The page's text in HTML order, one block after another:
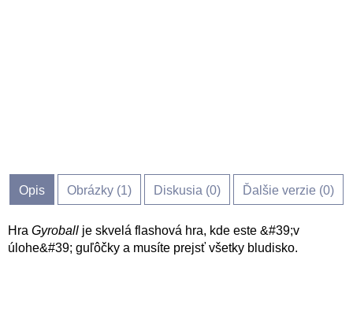
Opis Obrázky (1) Diskusia (0) Ďalšie verzie (0)
Hra Gyroball je skvelá flashová hra, kde este &#39;v
úlohe&#39; guľôčky a musíte prejsť všetky bludisko.